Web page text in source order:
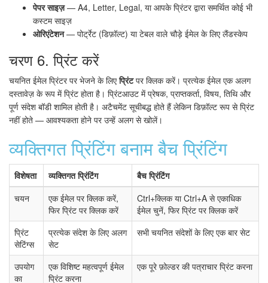
पेपर साइज़— A4, Letter, Legal, या आपके प्रिंटर द्वारा समर्थित कोई भी
कस्टम साइज़
ओरिएंटेशन— पोर्ट्रेट (डिफ़ॉल्ट) या टेबल वाले चौड़े ईमेल के लिए लैंडस्केप
चरण 6. प्रिंट करें
चयनित ईमेल प्रिंटर पर भेजने के लिएप्रिंटपर क्लिक करें। प्रत्येक ईमेल एक अलग
दस्तावेज़ के रूप में प्रिंट होता है। प्रिंटआउट में प्रेषक, प्राप्तकर्ता, विषय, तिथि और
पूर्ण संदेश बॉडी शामिल होती है। अटैचमेंट सूचीबद्ध होते हैं लेकिन डिफ़ॉल्ट रूप से प्रिंट
नहीं होते — आवश्यकता होने पर उन्हें अलग से खोलें।
व्यक्तिगत प्रिंटिंग बनाम बैच प्रिंटिंग
विशेषता व्यक्तिगत प्रिंटिंग
बैच प्रिंटिंग
चयन
एक ईमेल पर क्लिक करें,
फिर प्रिंट पर क्लिक करें
Ctrl+क्लिक या Ctrl+A से एकाधिक
ईमेल चुनें, फिर प्रिंट पर क्लिक करें
प्रिंट
सेटिंग्स
प्रत्येक संदेश के लिए अलग
सेट
सभी चयनित संदेशों के लिए एक बार सेट
उपयोग
का
एक विशिष्ट महत्वपूर्ण ईमेल
प्रिंट करना
एक पूरे फ़ोल्डर की पत्राचार प्रिंट करना